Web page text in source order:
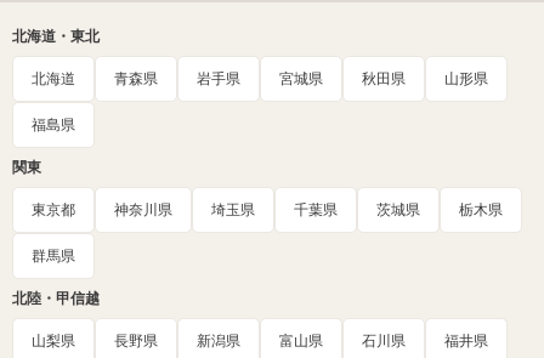
北海道・東北
北海道 青森県 岩手県 宮城県 秋田県 山形県
福島県
関東
東京都 神奈川県 埼玉県 千葉県 茨城県 栃木県
群馬県
北陸・甲信越
山梨県 長野県 新潟県 富山県 石川県 福井県